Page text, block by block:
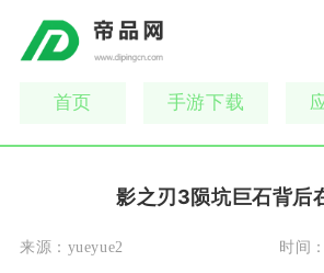
首页 手游下载
影之刃3陨坑巨石背后
来源： yueyue2 时间：